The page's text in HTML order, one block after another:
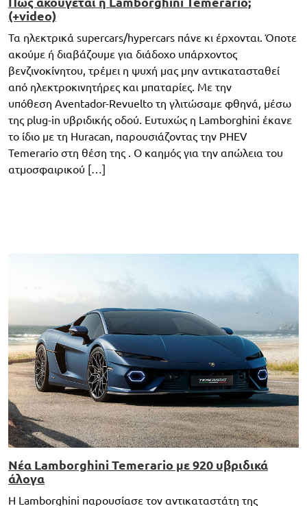
(+video)
Τα ηλεκτρικά supercars/hypercars πάνε κι έρχονται. Όποτε
ακούμε ή διαβάζουμε για διάδοχο υπάρχοντος
βενζινοκίνητου, τρέμει η ψυχή μας μην αντικατασταθεί
από ηλεκτροκινητήρες και μπαταρίες. Με την
υπόθεση Aventador-Revuelto τη γλιτώσαμε φθηνά, μέσω
της plug-in υβριδικής οδού. Ευτυχώς η Lamborghini έκανε
το ίδιο με τη Huracan, παρουσιάζοντας την PHEV
Temerario στη θέση της . Ο καημός για την απώλεια του
ατμοσφαιρικού […]
Νέα Lamborghini Temerario με 920 υβριδικά
άλογα
Η Lamborghini παρουσίασε τον αντικαταστάτη της